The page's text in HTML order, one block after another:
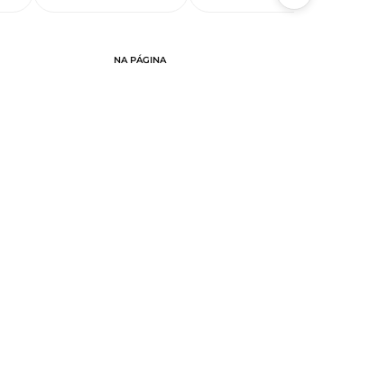
NA PÁGINA